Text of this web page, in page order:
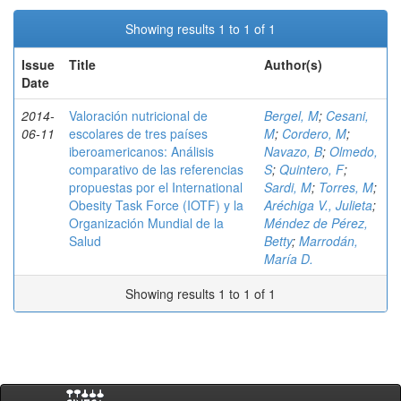
Showing results 1 to 1 of 1
Issue
Date
Title Author(s)
2014-
06-11
Valoración nutricional de
escolares de tres países
iberoamericanos: Análisis
comparativo de las referencias
propuestas por el International
Obesity Task Force (IOTF) y la
Organización Mundial de la
Salud
Bergel, M; Cesani,
M; Cordero, M;
Navazo, B; Olmedo,
S; Quintero, F;
Sardi, M; Torres, M;
Aréchiga V., Julieta;
Méndez de Pérez,
Betty; Marrodán,
María D.
Showing results 1 to 1 of 1